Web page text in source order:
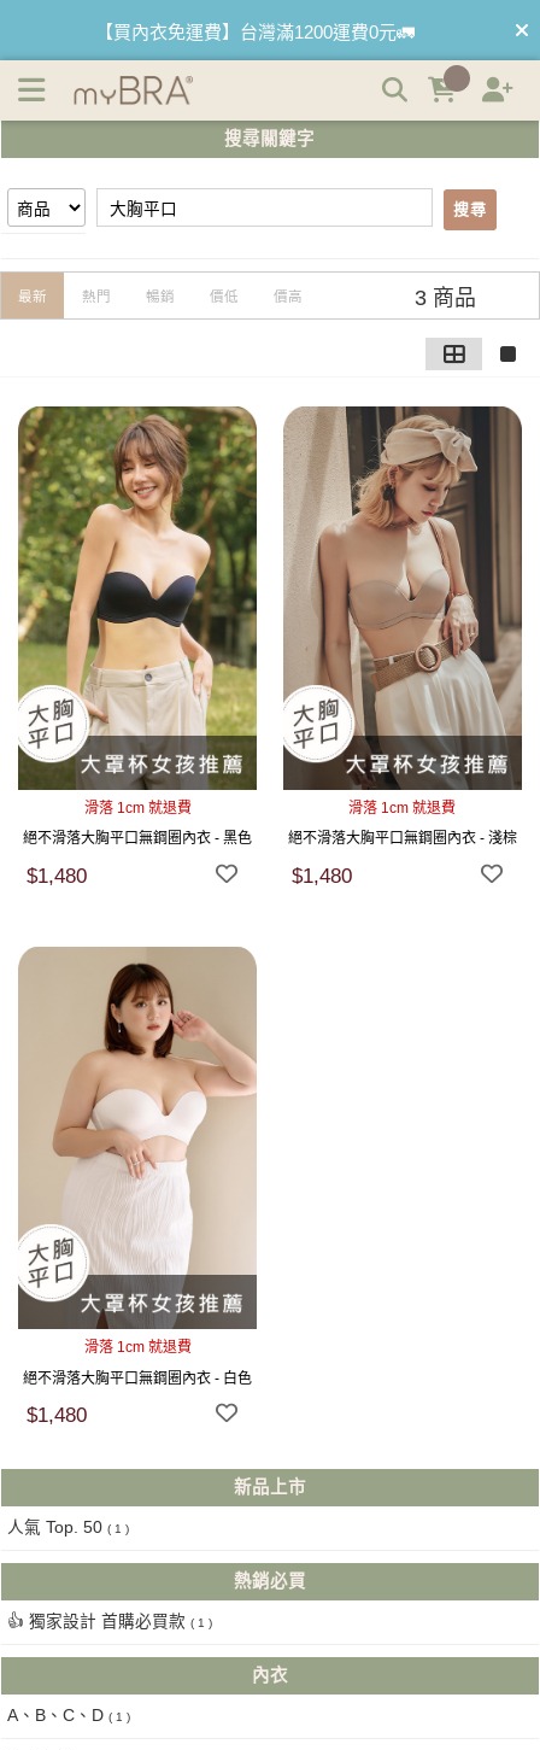
【買內衣免運費】台灣滿1200運費0元🚛
【首購優惠】新客最高可折$150再免運❗
【夏日滿額贈】把衣物壓縮收納袋回家 🌞
【父親節快樂】男內褲5件$999🧔
搜尋關鍵字
搜尋
最新 熱門 暢銷 價低 價高 3 商品
滑落 1cm 就退費
絕不滑落大胸平口無鋼圈內衣 - 黑色
$1,480
滑落 1cm 就退費
絕不滑落大胸平口無鋼圈內衣 - 淺棕
$1,480
滑落 1cm 就退費
絕不滑落大胸平口無鋼圈內衣 - 白色
$1,480
新品上市
人氣 Top. 50 ( 1 )
熱銷必買
👍 獨家設計 首購必買款 ( 1 )
內衣
A、B、C、D ( 1 )